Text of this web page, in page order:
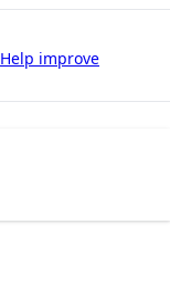
Help improve